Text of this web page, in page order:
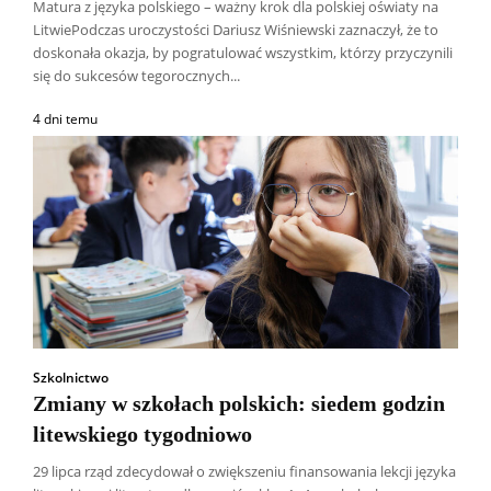
Matura z języka polskiego – ważny krok dla polskiej oświaty na
LitwiePodczas uroczystości Dariusz Wiśniewski zaznaczył, że to
doskonała okazja, by pogratulować wszystkim, którzy przyczynili
się do sukcesów tegorocznych...
4 dni temu
Szkolnictwo
Zmiany w szkołach polskich: siedem godzin
litewskiego tygodniowo
29 lipca rząd zdecydował o zwiększeniu finansowania lekcji języka